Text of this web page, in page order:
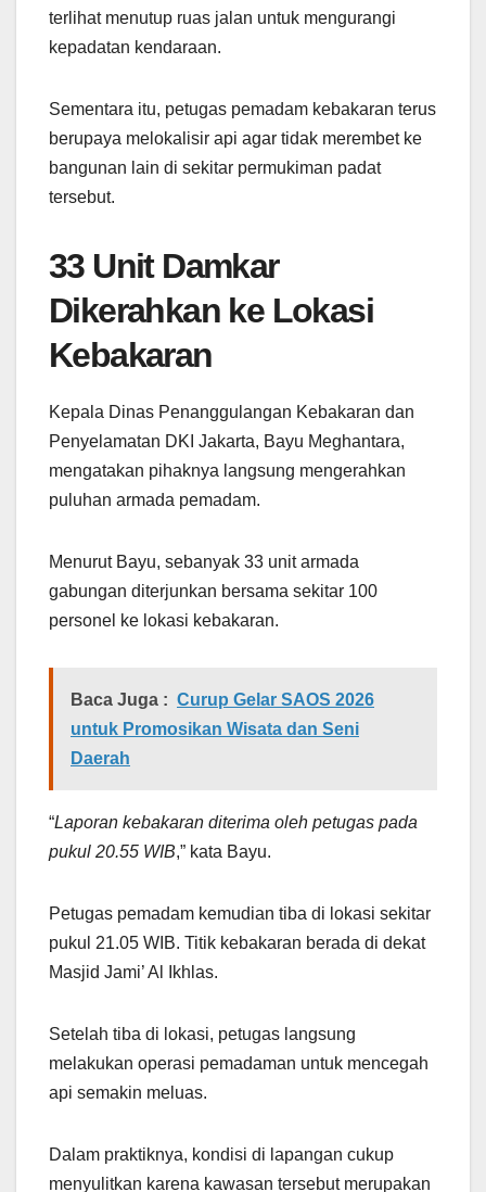
terlihat menutup ruas jalan untuk mengurangi
kepadatan kendaraan.
Sementara itu, petugas pemadam kebakaran terus
berupaya melokalisir api agar tidak merembet ke
bangunan lain di sekitar permukiman padat
tersebut.
33 Unit Damkar
Dikerahkan ke Lokasi
Kebakaran
Kepala Dinas Penanggulangan Kebakaran dan
Penyelamatan DKI Jakarta, Bayu Meghantara,
mengatakan pihaknya langsung mengerahkan
puluhan armada pemadam.
Menurut Bayu, sebanyak 33 unit armada
gabungan diterjunkan bersama sekitar 100
personel ke lokasi kebakaran.
Baca Juga : Curup Gelar SAOS 2026
untuk Promosikan Wisata dan Seni
Daerah
“Laporan kebakaran diterima oleh petugas pada
pukul 20.55 WIB,” kata Bayu.
Petugas pemadam kemudian tiba di lokasi sekitar
pukul 21.05 WIB. Titik kebakaran berada di dekat
Masjid Jami’ Al Ikhlas.
Setelah tiba di lokasi, petugas langsung
melakukan operasi pemadaman untuk mencegah
api semakin meluas.
Dalam praktiknya, kondisi di lapangan cukup
menyulitkan karena kawasan tersebut merupakan